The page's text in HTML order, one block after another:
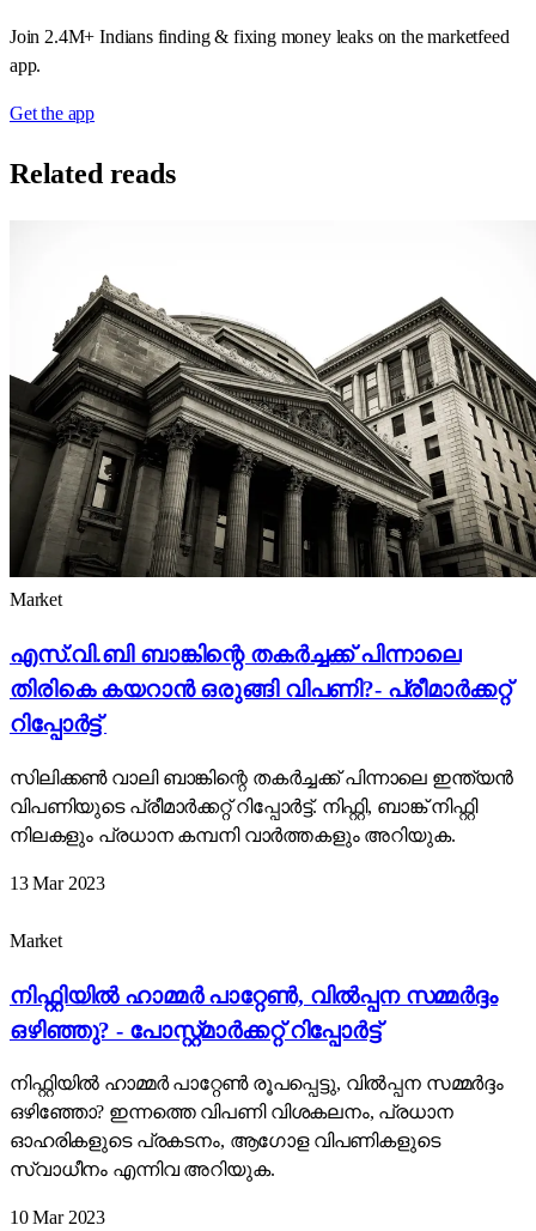
Join 2.4M+ Indians finding & fixing money leaks on the marketfeed
app.
Get the app
Related reads
Market
എസ്.വി.ബി ബാങ്കിന്റെ തകർച്ചക്ക് പിന്നാലെ
തിരികെ കയറാൻ ഒരുങ്ങി വിപണി?- പ്രീമാർക്കറ്റ്
റിപ്പോർട്ട്
സിലിക്കൺ വാലി ബാങ്കിന്റെ തകർച്ചക്ക് പിന്നാലെ ഇന്ത്യൻ
വിപണിയുടെ പ്രീമാർക്കറ്റ് റിപ്പോർട്ട്. നിഫ്റ്റി, ബാങ്ക് നിഫ്റ്റി
നിലകളും പ്രധാന കമ്പനി വാർത്തകളും അറിയുക.
13 Mar 2023
Market
നിഫ്റ്റിയിൽ ഹാമ്മർ പാറ്റേൺ, വിൽപ്പന സമ്മർദ്ദം
ഒഴിഞ്ഞു? - പോസ്റ്റ്മാർക്കറ്റ് റിപ്പോർട്ട്
നിഫ്റ്റിയിൽ ഹാമ്മർ പാറ്റേൺ രൂപപ്പെട്ടു, വിൽപ്പന സമ്മർദ്ദം
ഒഴിഞ്ഞോ? ഇന്നത്തെ വിപണി വിശകലനം, പ്രധാന
ഓഹരികളുടെ പ്രകടനം, ആഗോള വിപണികളുടെ
സ്വാധീനം എന്നിവ അറിയുക.
10 Mar 2023